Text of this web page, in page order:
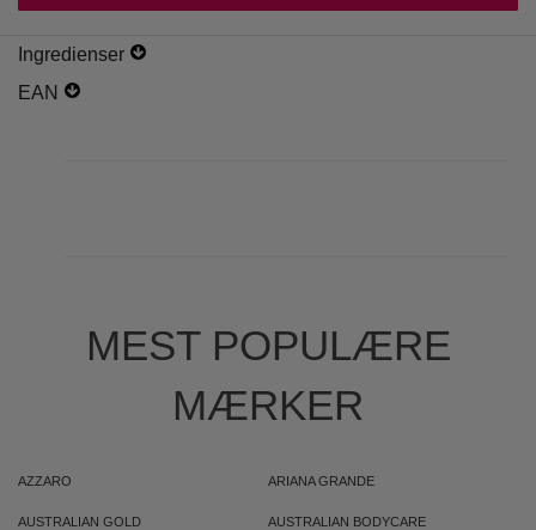
Ingredienser
EAN
MEST POPULÆRE
MÆRKER
AZZARO ARIANA GRANDE
AUSTRALIAN GOLD AUSTRALIAN BODYCARE